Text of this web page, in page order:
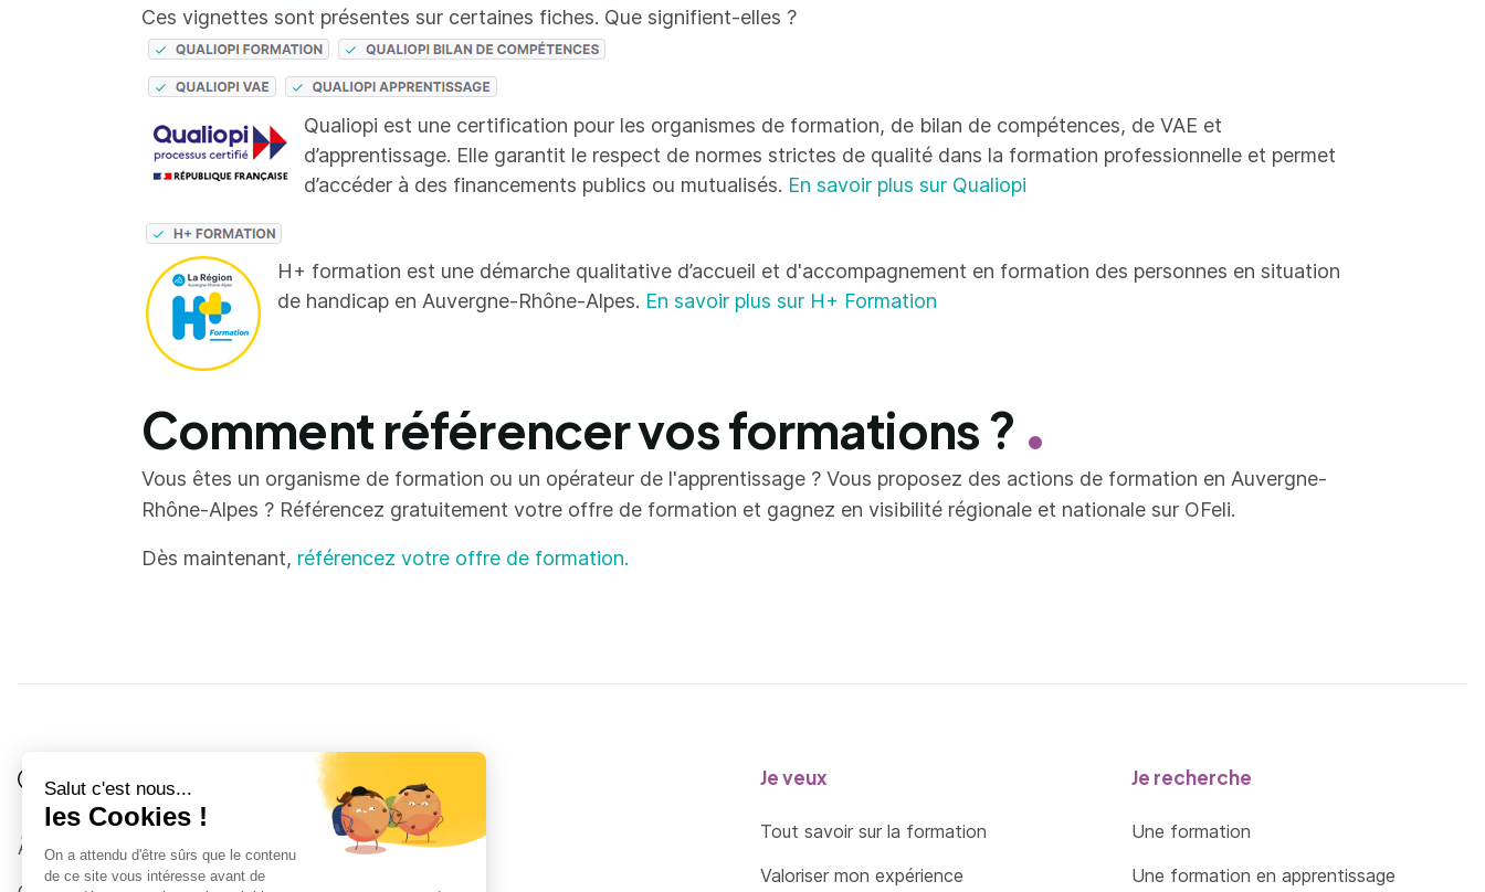
Ces vignettes sont présentes sur certaines fiches. Que signifient-elles ?
Qualiopi est une certification pour les organismes de formation, de bilan de compétences, de VAE et
d’apprentissage. Elle garantit le respect de normes strictes de qualité dans la formation professionnelle et permet
d’accéder à des financements publics ou mutualisés. En savoir plus sur Qualiopi
H+ formation est une démarche qualitative d’accueil et d'accompagnement en formation des personnes en situation
de handicap en Auvergne-Rhône-Alpes. En savoir plus sur H+ Formation
Comment référencer vos formations ?
Vous êtes un organisme de formation ou un opérateur de l'apprentissage ? Vous proposez des actions de formation en Auvergne-
Rhône-Alpes ? Référencez gratuitement votre offre de formation et gagnez en visibilité régionale et nationale sur OFeli.
Dès maintenant, référencez votre offre de formation.
Côté Formations
À propos
Je suis
Au collège
Je veux
Tout savoir sur la formation
Valoriser mon expérience
Je recherche
Une formation
Une formation en apprentissage